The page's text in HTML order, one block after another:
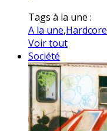
Tags à la une :
A la une,Hardcore
Voir tout
Société